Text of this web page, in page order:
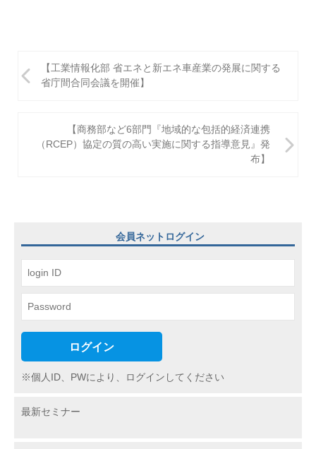
稿
ン
【工業情報化部 省エネと新エネ車産業の発展に関する
省庁間合同会議を開催】
【商務部など6部門『地域的な包括的経済連携
（RCEP）協定の質の高い実施に関する指導意見』発
布】
会員ネットログイン
ログイン
※個人ID、PWにより、ログインしてください
最新セミナー